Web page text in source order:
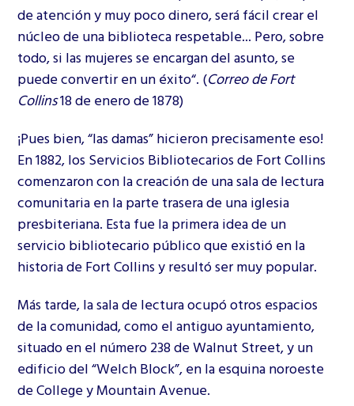
de atención y muy poco dinero, será fácil crear el
núcleo de una biblioteca respetable... Pero, sobre
todo, si las mujeres se encargan del asunto, se
puede convertir en un éxito“. (Correo de Fort
Collins18 de enero de 1878)
¡Pues bien, “las damas” hicieron precisamente eso!
En 1882, los Servicios Bibliotecarios de Fort Collins
comenzaron con la creación de una sala de lectura
comunitaria en la parte trasera de una iglesia
presbiteriana. Esta fue la primera idea de un
servicio bibliotecario público que existió en la
historia de Fort Collins y resultó ser muy popular.
Más tarde, la sala de lectura ocupó otros espacios
de la comunidad, como el antiguo ayuntamiento,
situado en el número 238 de Walnut Street, y un
edificio del “Welch Block”, en la esquina noroeste
de College y Mountain Avenue.